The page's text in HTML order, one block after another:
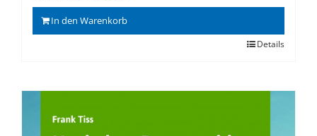
In den Warenkorb
Details